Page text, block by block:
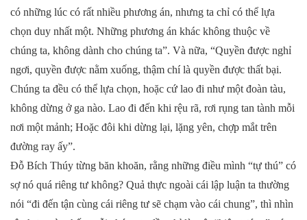
có những lúc có rất nhiều phương án, nhưng ta chỉ có thể lựa
chọn duy nhất một. Những phương án khác không thuộc về
chúng ta, không dành cho chúng ta”. Và nữa, “Quyền được nghỉ
ngơi, quyền được nằm xuống, thậm chí là quyền được thất bại.
Chúng ta đều có thể lựa chọn, hoặc cứ lao đi như một đoàn tàu,
không dừng ở ga nào. Lao đi đến khi rệu rã, rơi rụng tan tành mỗi
nơi một mảnh; Hoặc đôi khi dừng lại, lặng yên, chợp mắt trên
đường ray ấy”.
Đỗ Bích Thúy từng băn khoăn, rằng những điều mình “tự thú” có
sợ nó quá riêng tư không? Quả thực ngoài cái lập luận ta thường
nói “đi đến tận cùng cái riêng tư sẽ chạm vào cái chung”, thì nhìn